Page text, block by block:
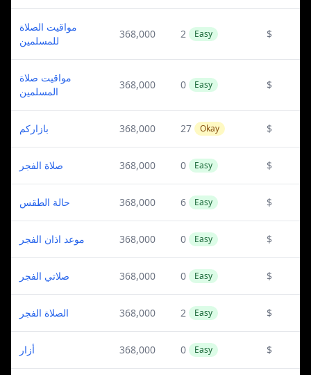
مواقيت الصلاة
للمسلمين
368,000 2 Easy $
مواقيت صلاة
المسلمين
368,000 0 Easy $
بازاركم 368,000 27 Okay $
صلاة الفجر 368,000 0 Easy $
حالة الطقس 368,000 6 Easy $
موعد اذان الفجر 368,000 0 Easy $
صلاتي الفجر 368,000 0 Easy $
الصلاة الفجر 368,000 2 Easy $
أزار 368,000 0 Easy $